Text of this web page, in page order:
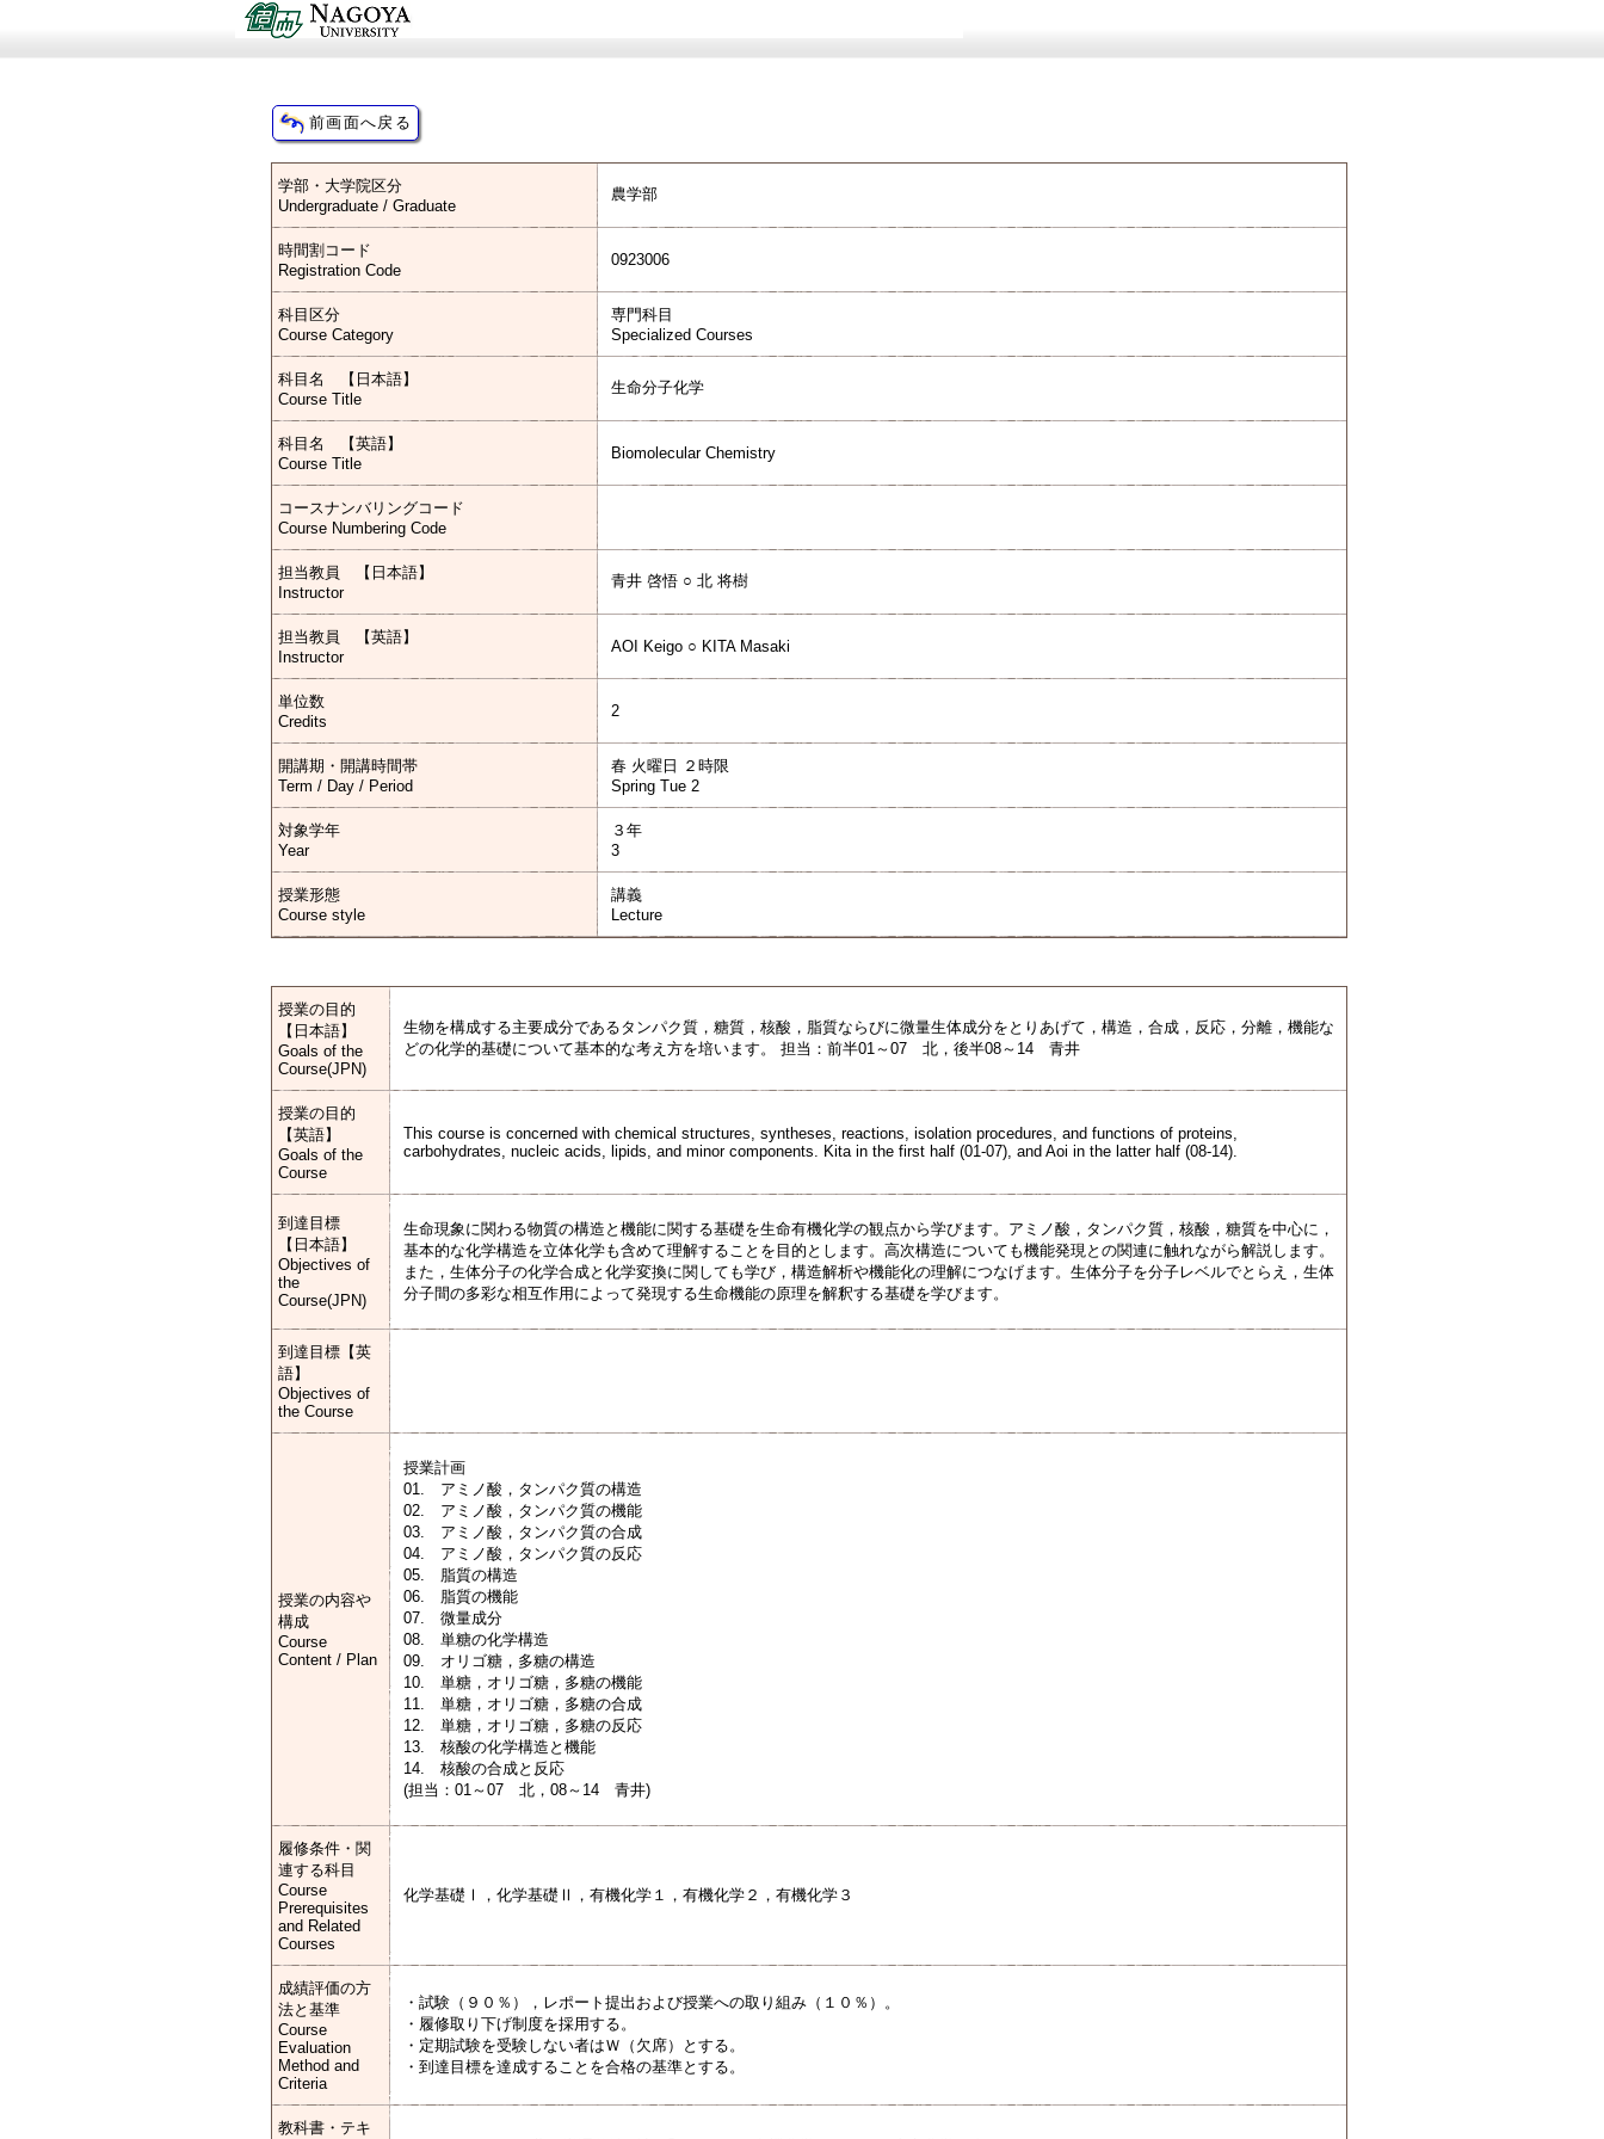
学部・大学院区分
Undergraduate / Graduate
農学部
時間割コード
Registration Code
0923006
科目区分
Course Category
専門科目
Specialized Courses
科目名 【日本語】
Course Title
生命分子化学
科目名 【英語】
Course Title
Biomolecular Chemistry
コースナンバリングコード
Course Numbering Code
担当教員 【日本語】
Instructor
青井 啓悟 ○ 北 将樹
担当教員 【英語】
Instructor
AOI Keigo ○ KITA Masaki
単位数
Credits
2
開講期・開講時間帯
Term / Day / Period
春 火曜日 ２時限
Spring Tue 2
対象学年
Year
３年
3
授業形態
Course style
講義
Lecture
授業の目的
【日本語】
Goals of the
Course(JPN)
生物を構成する主要成分であるタンパク質，糖質，核酸，脂質ならびに微量生体成分をとりあげて，構造，合成，反応，分離，機能な
どの化学的基礎について基本的な考え方を培います。 担当：前半01～07 北，後半08～14 青井
授業の目的
【英語】
Goals of the
Course
This course is concerned with chemical structures, syntheses, reactions, isolation procedures, and functions of proteins,
carbohydrates, nucleic acids, lipids, and minor components. Kita in the first half (01-07), and Aoi in the latter half (08-14).
到達目標
【日本語】
Objectives of
the
Course(JPN)
生命現象に関わる物質の構造と機能に関する基礎を生命有機化学の観点から学びます。アミノ酸，タンパク質，核酸，糖質を中心に，
基本的な化学構造を立体化学も含めて理解することを目的とします。高次構造についても機能発現との関連に触れながら解説します。
また，生体分子の化学合成と化学変換に関しても学び，構造解析や機能化の理解につなげます。生体分子を分子レベルでとらえ，生体
分子間の多彩な相互作用によって発現する生命機能の原理を解釈する基礎を学びます。
到達目標【英
語】
Objectives of
the Course
授業の内容や
構成
Course
Content / Plan
授業計画
01. アミノ酸，タンパク質の構造
02. アミノ酸，タンパク質の機能
03. アミノ酸，タンパク質の合成
04. アミノ酸，タンパク質の反応
05. 脂質の構造
06. 脂質の機能
07. 微量成分
08. 単糖の化学構造
09. オリゴ糖，多糖の構造
10. 単糖，オリゴ糖，多糖の機能
11. 単糖，オリゴ糖，多糖の合成
12. 単糖，オリゴ糖，多糖の反応
13. 核酸の化学構造と機能
14. 核酸の合成と反応
(担当：01～07 北，08～14 青井)
履修条件・関
連する科目
Course
Prerequisites
and Related
Courses
化学基礎Ⅰ，化学基礎Ⅱ，有機化学１，有機化学２，有機化学３
成績評価の方
法と基準
Course
Evaluation
Method and
Criteria
・試験（９０％），レポート提出および授業への取り組み（１０％）。
・履修取り下げ制度を採用する。
・定期試験を受験しない者はＷ（欠席）とする。
・到達目標を達成することを合格の基準とする。
教科書・テキ